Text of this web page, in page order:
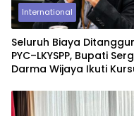
International
Seluruh Biaya
PYC–LKYSPP, Bupati
Darma Wijaya Ikuti
Singapura